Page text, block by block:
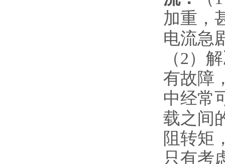
加重，
电流急
（2）
有故障
中经常
载之间
阻转矩
只有考